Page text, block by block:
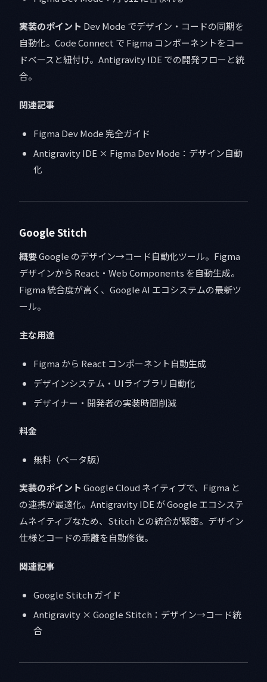
実装のポイント Dev Mode でデザイン・コードの同期を
自動化。Code Connect で Figma コンポーネントをコー
ドベースと紐付け。Antigravity IDE での開発フローと統
合。
関連記事
Figma Dev Mode 完全ガイド
Antigravity IDE × Figma Dev Mode：デザイン自動
化
Google Stitch
概要Google のデザイン→コード自動化ツール。Figma
デザインから React・Web Components を自動生成。
Figma 統合度が高く、Google AI エコシステムの最新ツ
ール。
主な用途
Figma から React コンポーネント自動生成
デザインシステム・UIライブラリ自動化
デザイナー・開発者の実装時間削減
料金
無料（ベータ版）
実装のポイント Google Cloud ネイティブで、Figma と
の連携が最適化。Antigravity IDE が Google エコシステ
ムネイティブなため、Stitch との統合が緊密。デザイン
仕様とコードの乖離を自動修復。
関連記事
Google Stitch ガイド
Antigravity × Google Stitch：デザイン→コード統
合